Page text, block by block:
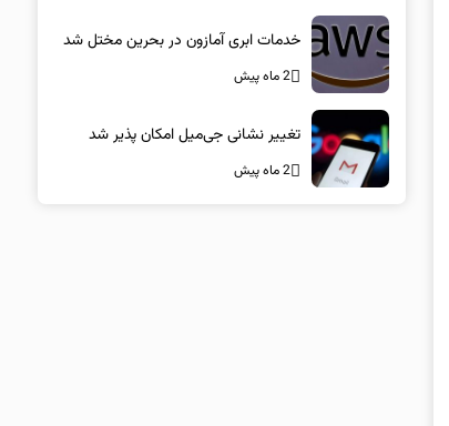
خدمات ابری آمازون در بحرین مختل شد
2 ماه پیش
تغییر نشانی جی‌میل امکان پذیر شد
2 ماه پیش